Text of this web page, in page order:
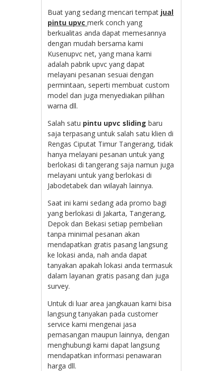
Buat yang sedang mencari tempat jual
pintu upvcmerk conch yang
berkualitas anda dapat memesannya
dengan mudah bersama kami
Kusenupvc net, yang mana kami
adalah pabrik upvc yang dapat
melayani pesanan sesuai dengan
permintaan, seperti membuat custom
model dan juga menyediakan pilihan
warna dll.
Salah satu pintu upvc sliding baru
saja terpasang untuk salah satu klien di
Rengas Ciputat Timur Tangerang, tidak
hanya melayani pesanan untuk yang
berlokasi di tangerang saja namun juga
melayani untuk yang berlokasi di
Jabodetabek dan wilayah lainnya.
Saat ini kami sedang ada promo bagi
yang berlokasi di Jakarta, Tangerang,
Depok dan Bekasi setiap pembelian
tanpa minimal pesanan akan
mendapatkan gratis pasang langsung
ke lokasi anda, nah anda dapat
tanyakan apakah lokasi anda termasuk
dalam layanan gratis pasang dan juga
survey.
Untuk di luar area jangkauan kami bisa
langsung tanyakan pada customer
service kami mengenai jasa
pemasangan maupun lainnya, dengan
menghubungi kami dapat langsung
mendapatkan informasi penawaran
harga dll.